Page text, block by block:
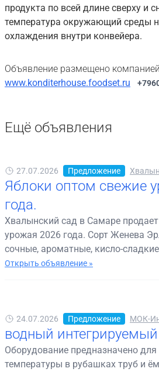
продукта по всей длине сверху и
температура окружающий среды
охлаждения внутри конвейера.
Объявление размещено
www.konditerhouse.foodset.ru
Ещё объявления
27.07.2026 Предложение
Яблоки оптом свежие
года.
Хвалынский сад в Самаре
урожая 2026 года. Сорт Женева
сочные, ароматные, кисло-
Открыть объявление »
24.07.2026 Предложение МОК-
водный
Оборудование предназначено для
температуры в рубашках труб и